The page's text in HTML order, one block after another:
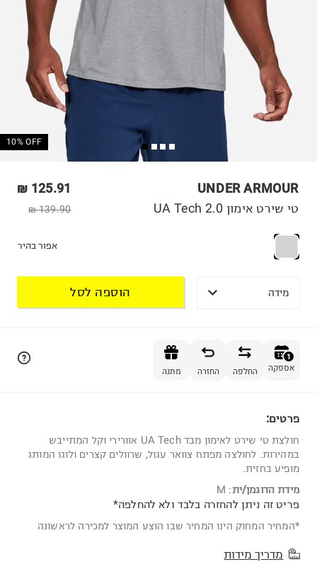
10% OFF
UNDER ARMOUR
125.91 ₪
139.90 ₪ טי שירט אימון UA Tech 2.0
אפור בהיר
מידה הוספה לסל
1
אספקה החלפה החזרה מתנה
פרטים:
חולצת טי שירט לאימון מבד UA Tech אוורירי וקל המתייבש
במהירות. לחולצה מפתח צוואר עגול, שרוולים קצרים ולוגו המותג
מופיע בחזית.
מידת הדוגמן/ית:
M
פריט זה ניתן להחזרה בלבד ולא להחלפה*
*המחיר המחוק הינו המחיר שבו הוצע המוצר למכירה לראשונה
מדריך מידות